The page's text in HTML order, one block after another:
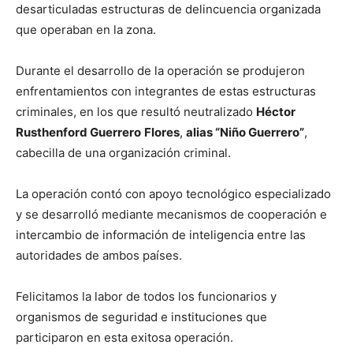
desarticuladas estructuras de delincuencia organizada
que operaban en la zona.
Durante el desarrollo de la operación se produjeron
enfrentamientos con integrantes de estas estructuras
criminales, en los que resultó neutralizado Héctor
Rusthenford Guerrero Flores, alias “Niño Guerrero”,
cabecilla de una organización criminal.
La operación contó con apoyo tecnológico especializado
y se desarrolló mediante mecanismos de cooperación e
intercambio de información de inteligencia entre las
autoridades de ambos países.
Felicitamos la labor de todos los funcionarios y
organismos de seguridad e instituciones que
participaron en esta exitosa operación.